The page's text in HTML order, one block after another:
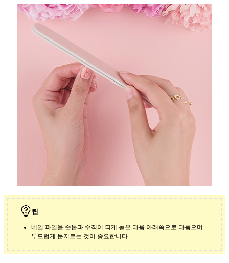
팁
네일 파일을 손톱과 수직이 되게 놓은 다음 아래쪽으로 다듬으며
부드럽게 문지르는 것이 중요합니다.